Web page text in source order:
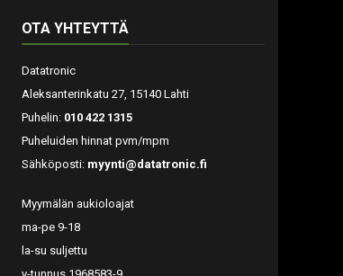
OTA YHTEYTTÄ
Datatronic
Aleksanterinkatu 27, 15140 Lahti
Puhelin: 010 422 1315
Puheluiden hinnat pvm/mpm
Sähköposti: myynti@datatronic.fi
Myymälän aukioloajat
ma-pe 9-18
la-su suljettu